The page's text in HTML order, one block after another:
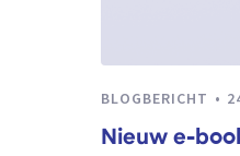
BLOGBERICHT
Nieuw e-